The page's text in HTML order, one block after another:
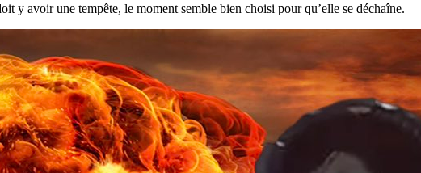
y avoir une tempête, le moment semble bien choisi pour qu’elle se déchaîne.